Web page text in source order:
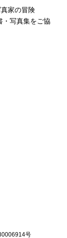
家の冒険
写真集をご協
号